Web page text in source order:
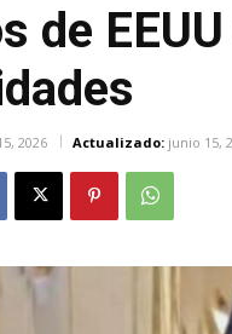
de
2026 Actualizado: junio 15,